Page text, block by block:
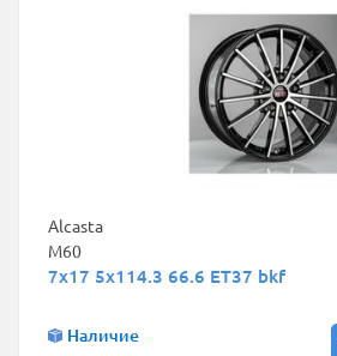
Alcasta
M60
7x17 5x114.3 66.6 ET37 bkf
Наличие